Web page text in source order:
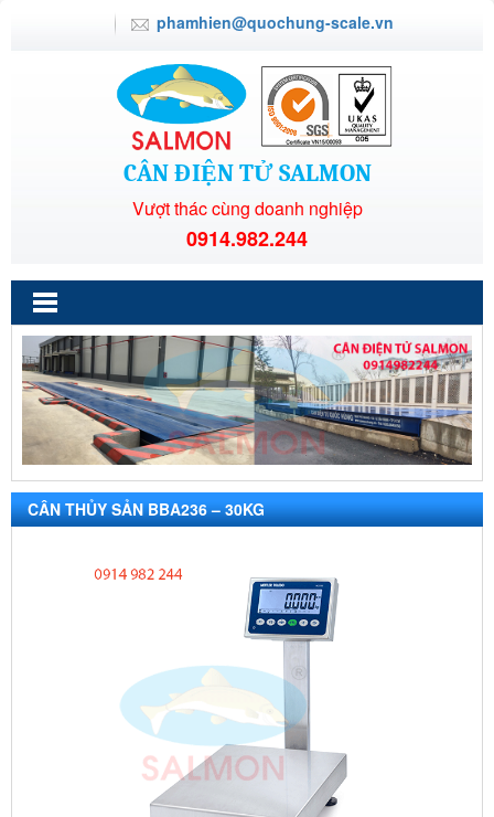
phamhien@quochung-scale.vn
CÂN ĐIỆN TỬ SALMON
Vượt thác cùng doanh nghiệp
0914.982.244
CÂN THỦY SẢN BBA236 – 30KG